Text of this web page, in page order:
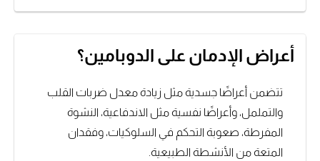
أعراض الإدمان على الدوبامين؟
تتضمن أعراضًا جسدية مثل زيادة معدل ضربات القلب
والتململ، وأعراضًا نفسية مثل الاندفاعية، النشوة
المفرطة، صعوبة التحكم في السلوكيات، وفقدان
المتعة من الأنشطة الطبيعية.